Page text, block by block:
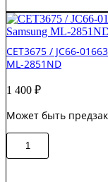
/
022N02357
Резиновый
вал
Samsung
2850
SL-
S'tech
CET3675 / JC66-
ML-2851ND
1 400 ₽
Может быть
Количество
товара